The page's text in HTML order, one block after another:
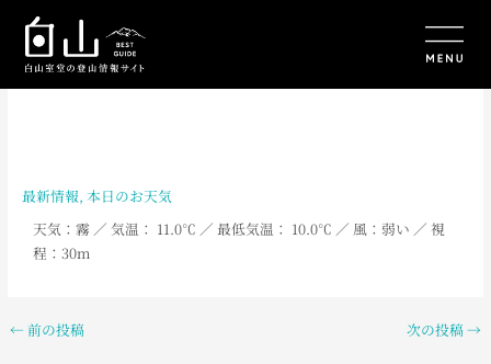
最新情報, 本日のお天気
天気：霧 ／ 気温： 11.0℃ ／ 最低気温： 10.0℃ ／ 風：弱い ／ 視
程：30m
←前の投稿 次の投稿→